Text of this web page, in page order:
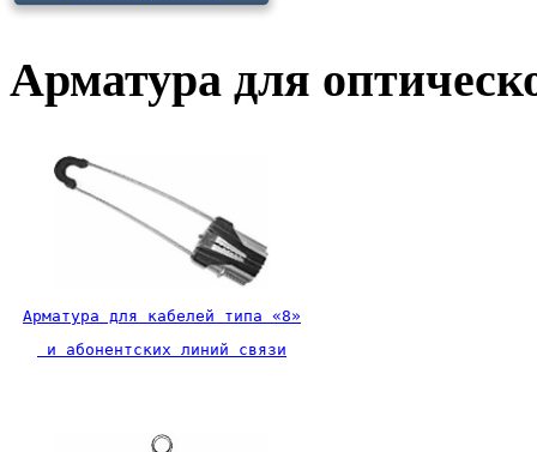
Арматура для
Арматура для кабелей типа «8»
и абонентских линий связи